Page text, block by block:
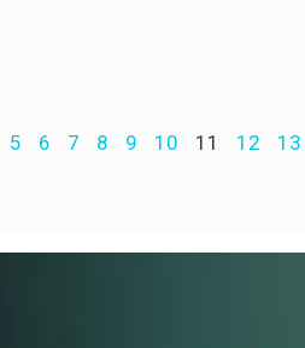
5 6 7 8 9 10 11 12 13